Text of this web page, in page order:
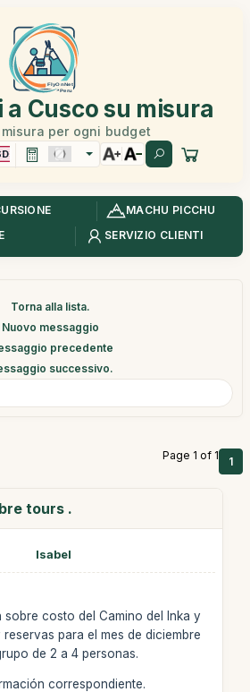
a Cusco su misura
per ogni budget
MACHU PICCHU
SERVIZIO CLIENTI
Torna alla lista.
Nuovo messaggio
precedente
successivo.
Page 1 of 1 1
tours .
Isabel
costo del Camino del Inka y
para el mes de diciembre
de 2 a 4 personas.
correspondiente.